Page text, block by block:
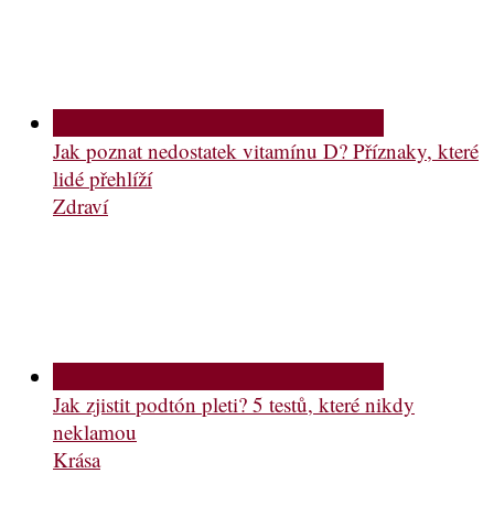
Jak poznat nedostatek vitamínu D? Příznaky, které
lidé přehlíží
Zdraví
Jak zjistit podtón pleti? 5 testů, které nikdy
neklamou
Krása